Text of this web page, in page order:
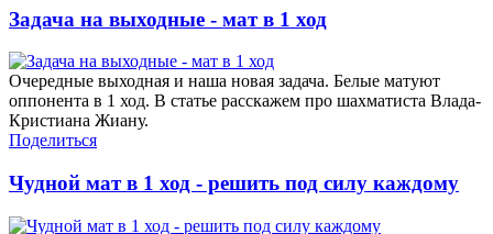
Задача на выходные - мат в 1 ход
Очередные выходная и наша новая задача. Белые матуют
оппонента в 1 ход. В статье расскажем про шахматиста Влада-
Кристиана Жиану.
Поделиться
Чудной мат в 1 ход - решить под силу каждому